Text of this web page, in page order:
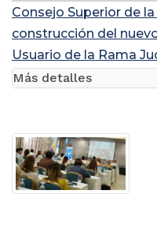
Consejo Superior de
construcción del
Usuario de la Rama
Más detalles